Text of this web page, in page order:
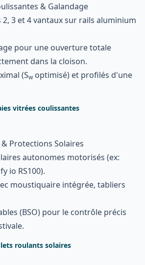
& Galandage
2, 3 et 4 vantaux sur rails aluminium
pour une ouverture totale
dans la cloison.
(Swoptimisé) et profilés d'une
vitrées coulissantes
Protections Solaires
autonomes motorisés (ex:
io RS100).
moustiquaire intégrée, tabliers
(BSO) pour le contrôle précis
roulants solaires